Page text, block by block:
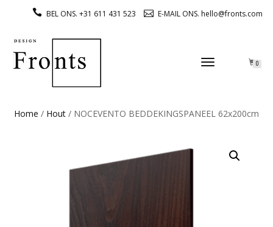
BEL ONS. +31 611 431 523 E-MAIL ONS. hello@fronts.com
TOGGLE
0
Home / Hout / NOCEVENTO BEDDEKINGSPANEEL 62x200cm